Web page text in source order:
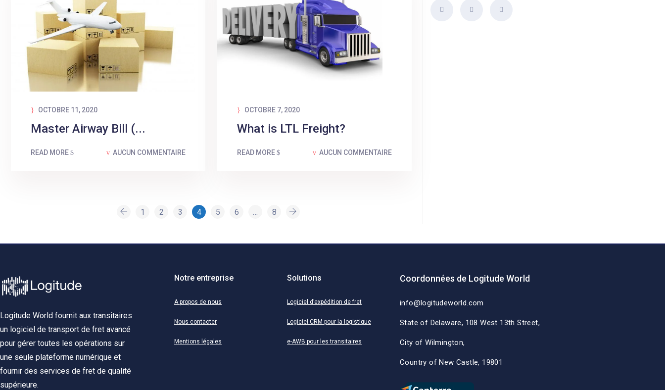
OCTOBRE 11, 2020
Master Airway Bill (...
READ MORE AUCUN COMMENTAIRE
OCTOBRE 7, 2020
What is LTL Freight?
READ MORE AUCUN COMMENTAIRE
1 2 3 4 5 6 … 8
Logitude World fournit aux transitaires
un logiciel de transport de fret avancé
pour gérer toutes les opérations sur
une seule plateforme numérique et
fournir des services de fret de qualité
supérieure.
Notre entreprise
A propos de nous
Nous contacter
Mentions légales
Solutions
Logiciel d’expédition de fret
Logiciel CRM pour la logistique
e-AWB pour les transitaires
Coordonnées de Logitude World
info@logitudeworld.com
State of Delaware, 108 West 13th Street,
City of Wilmington,
Country of New Castle, 19801